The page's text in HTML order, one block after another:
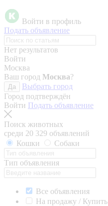
Войти в профиль
Подать объявление
Нет результатов
Войти
Москва
Ваш город Москва?
Да
Выбрать город
Город подтверждён
Войти Подать объявление
Поиск животных
среди 20 329 объявлений
Кошки
Собаки
Тип объявления
Все объявления
На продажу / Купить